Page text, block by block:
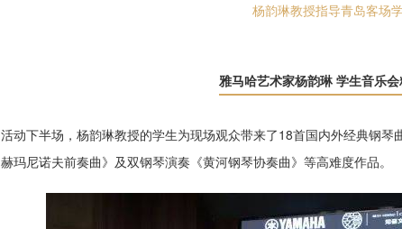
杨韵琳教授指导青岛客场
雅马哈艺术家杨韵琳 学生音乐
活动下半场，杨韵琳教授的学生为现场观众带来了18首国内外经典钢
赫玛尼诺夫前奏曲》及双钢琴演奏《黄河钢琴协奏曲》等高难度作品。